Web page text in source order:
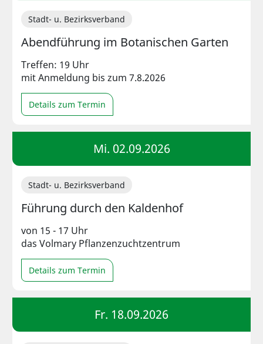
Stadt- u. Bezirksverband
Abendführung im Botanischen Garten
Treffen: 19 Uhr
mit Anmeldung bis zum 7.8.2026
Details zum Termin
Mi. 02.09.2026
Stadt- u. Bezirksverband
Führung durch den Kaldenhof
von 15 - 17 Uhr
das Volmary Pflanzenzuchtzentrum
Details zum Termin
Fr. 18.09.2026